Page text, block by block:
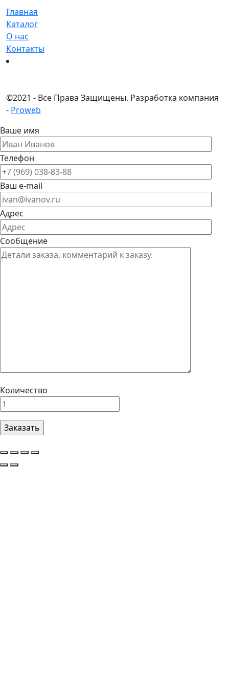
Главная
Каталог
О нас
Контакты
©2021 - Все Права Защищены. Разработка компания
- Proweb
Ваше имя
Телефон
Ваш e-mail
Адрес
Сообщение
Количество